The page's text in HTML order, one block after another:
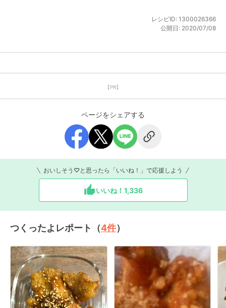
レシピID: 1300026366
公開日: 2020/07/08
【PR】
ページをシェアする
おいしそう♡と思ったら「いいね！」で応援しよう
いいね！ 1,336
つくったよレポート（4件）